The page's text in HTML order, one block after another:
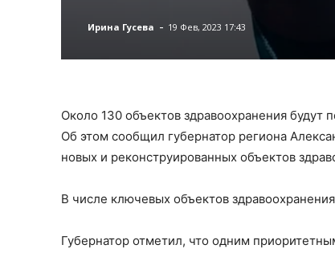
Ирина Гусева - 19 Фев, 2023 17:43
Около 130 объектов здравоохранения будут
Об этом сообщил губернатор региона
новых и реконструированных объектов
В числе ключевых объектов
Губернатор отметил, что одним